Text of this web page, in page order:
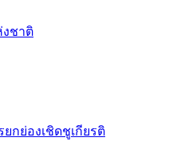
งชาติ
กย่องเชิดชูเกียรติ